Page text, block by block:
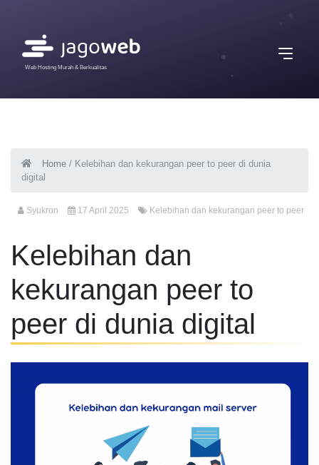
Web Hosting Murah & Berkualitas
Home / Kelebihan dan kekurangan peer to peer di dunia
digital
Syukron 17 April 2025 Kelebihan dan kekurangan peer to peer
Kelebihan dan
kekurangan peer to
peer di dunia digital